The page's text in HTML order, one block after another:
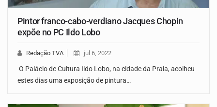
Pintor franco-cabo-verdiano Jacques Chopin
expõe no PC Ildo Lobo
Redação TVA jul 6, 2022
O Palácio de Cultura Ildo Lobo, na cidade da Praia, acolheu
estes dias uma exposição de pintura…